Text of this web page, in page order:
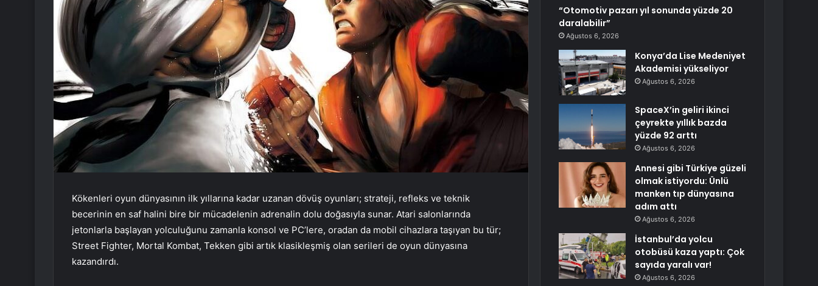
Kökenleri oyun dünyasının ilk yıllarına kadar uzanan dövüş oyunları; strateji, refleks ve teknik
becerinin en saf halini bire bir mücadelenin adrenalin dolu doğasıyla sunar. Atari salonlarında
jetonlarla başlayan yolculuğunu zamanla konsol ve PC’lere, oradan da mobil cihazlara taşıyan bu tür;
Street Fighter, Mortal Kombat, Tekken gibi artık klasikleşmiş olan serileri de oyun dünyasına
kazandırdı.
“Otomotiv pazarı yıl sonunda yüzde 20
daralabilir”
Ağustos 6, 2026
Konya’da Lise Medeniyet
Akademisi yükseliyor
Ağustos 6, 2026
SpaceX’in geliri ikinci
çeyrekte yıllık bazda
yüzde 92 arttı
Ağustos 6, 2026
Annesi gibi Türkiye güzeli
olmak istiyordu: Ünlü
manken tıp dünyasına
adım attı
Ağustos 6, 2026
İstanbul’da yolcu
otobüsü kaza yaptı: Çok
sayıda yaralı var!
Ağustos 6, 2026